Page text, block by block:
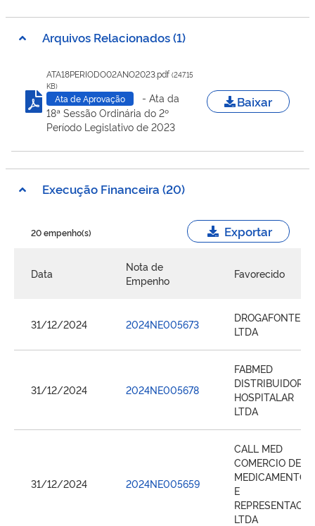
Arquivos Relacionados (1)
ATA18PERIODO02ANO2023.pdf(247.15
KB)
Ata de Aprovação
- Ata da
18ª Sessão Ordinária do 2º
Período Legislativo de 2023
Baixar
Execução Financeira (20)
20 empenho(s) Exportar
Data
Nota de
Empenho
Favorecido
31/12/2024 2024NE005673
DROGAFONTE
LTDA
31/12/2024 2024NE005678
FABMED
DISTRIBUIDORA
HOSPITALAR
LTDA
31/12/2024 2024NE005659
CALL MED
COMERCIO DE
MEDICAMENTOS
E
LTDA